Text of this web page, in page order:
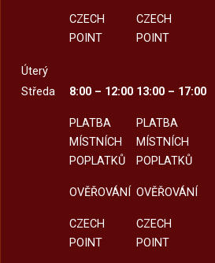
CZECH
POINT
CZECH
POINT
Úterý
Středa
8:00 – 12:00
PLATBA
MÍSTNÍCH
POPLATKŮ
OVĚŘOVÁNÍ
CZECH
POINT
13:00 – 17:00
PLATBA
MÍSTNÍCH
POPLATKŮ
OVĚŘOVÁNÍ
CZECH
POINT